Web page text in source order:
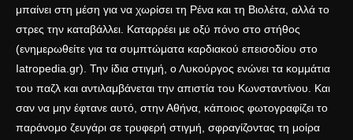
μπαίνει στη μέση για να χωρίσει τη Ρένα και τη Βιολέτα, αλλά το
στρες την καταβάλλει. Καταρρέει με οξύ πόνο στο στήθος
(ενημερωθείτε για τα συμπτώματα καρδιακού επεισοδίου στο
Iatropedia.gr). Την ίδια στιγμή, ο Λυκούργος ενώνει τα κομμάτια
του παζλ και αντιλαμβάνεται την απιστία του Κωνσταντίνου. Και
σαν να μην έφτανε αυτό, στην Αθήνα, κάποιος φωτογραφίζει το
παράνομο ζευγάρι σε τρυφερή στιγμή, σφραγίζοντας τη μοίρα